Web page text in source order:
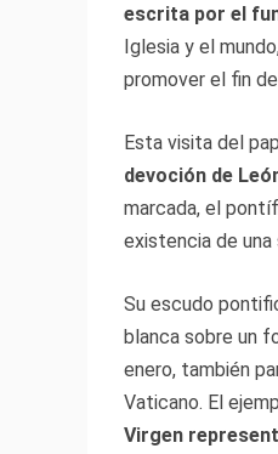
escrita por el
Iglesia y el
promover el fin
Esta visita del
devoción de
marcada, el
existencia de una
Su escudo
blanca sobre un
enero, también
Vaticano. El
Virgen